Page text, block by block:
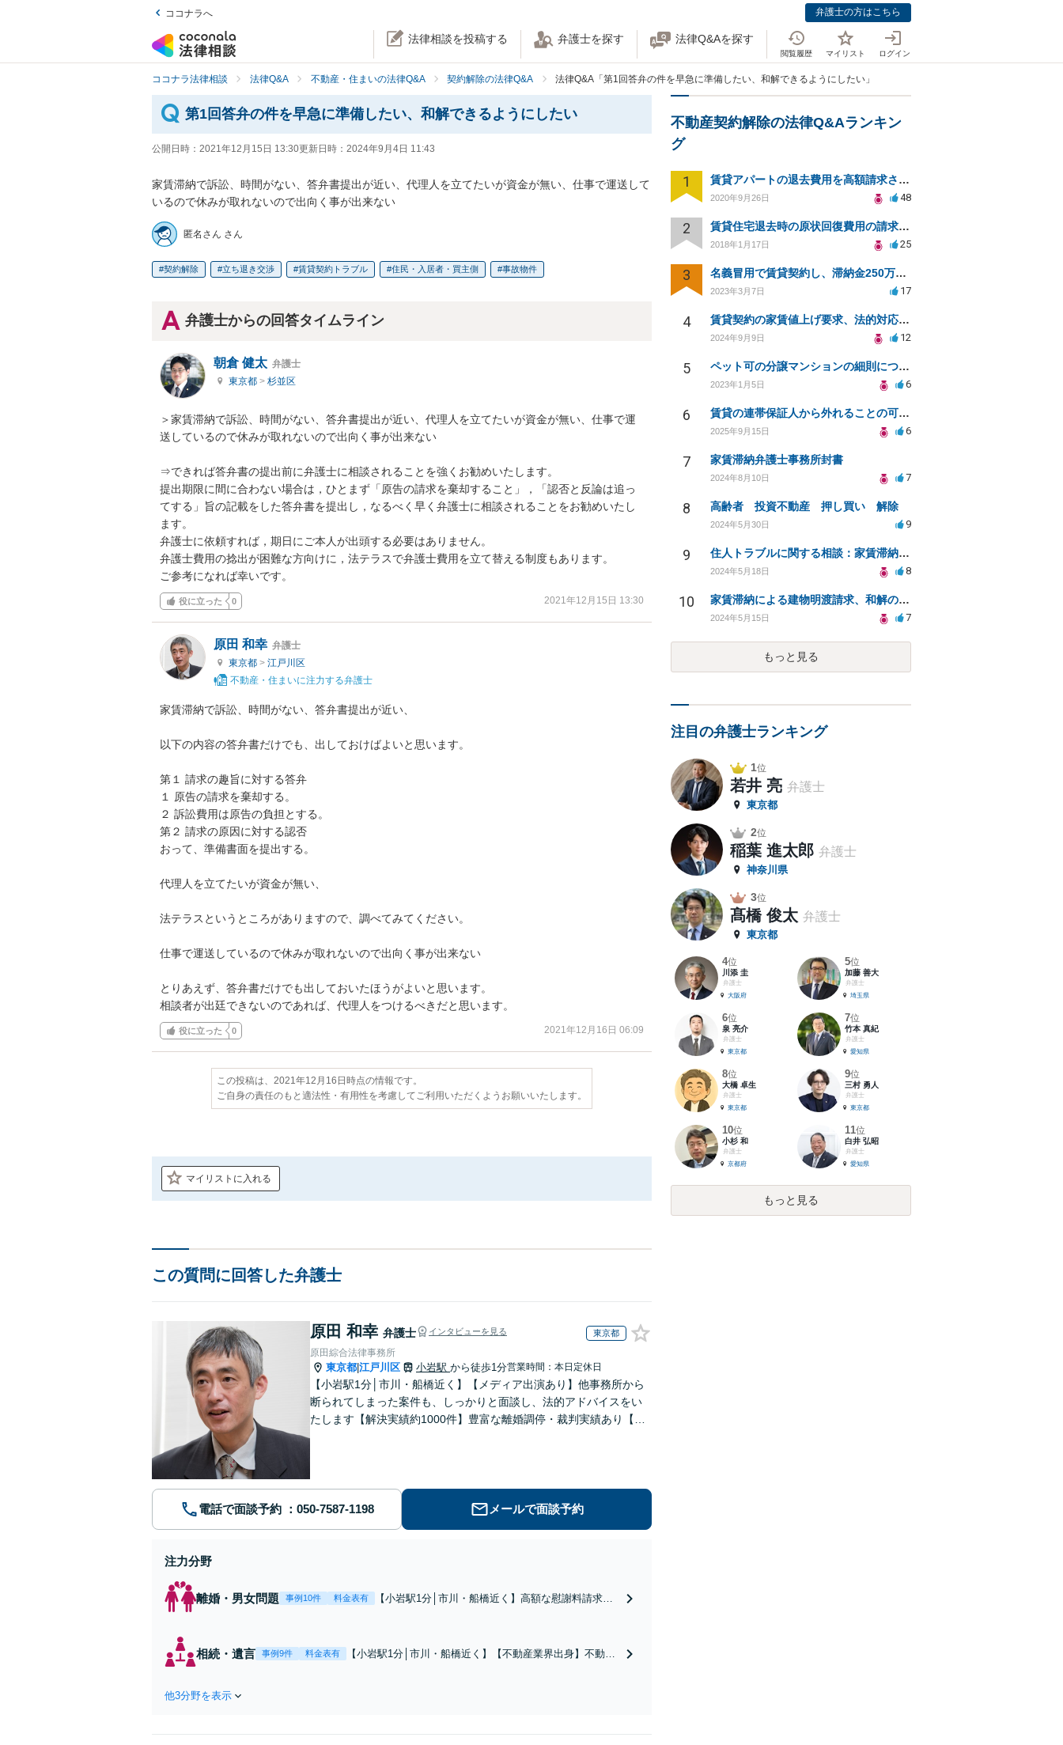
ココナラへ 弁護士の方はこちら
法律相談を投稿する 弁護士を探す 法律Q&Aを探す
閲覧履歴 マイリスト ログイン
ココナラ法律相談 法律Q&A 不動産・住まいの法律Q&A 契約解除の法律Q&A 法律Q&A「第1回答弁の件を早急に準備したい、和解できるようにしたい」
第1回答弁の件を早急に準備したい、和解できるようにしたい
公開日時： 2021年12月15日 13:30更新日時： 2024年9月4日 11:43
家賃滞納で訴訟、時間がない、答弁書提出が近い、代理人を立てたいが資金が無い、仕事で運送して
いるので休みが取れないので出向く事が出来ない
匿名さん さん
契約解除 立ち退き交渉 賃貸契約トラブル 住民・入居者・買主側 事故物件
弁護士からの回答タイムライン
朝倉 健太 弁護士
東京都 > 杉並区
＞家賃滞納で訴訟、時間がない、答弁書提出が近い、代理人を立てたいが資金が無い、仕事で運
送しているので休みが取れないので出向く事が出来ない
⇒できれば答弁書の提出前に弁護士に相談されることを強くお勧めいたします。
提出期限に間に合わない場合は，ひとまず「原告の請求を棄却すること」，「認否と反論は追っ
てする」旨の記載をした答弁書を提出し，なるべく早く弁護士に相談されることをお勧めいたし
ます。
弁護士に依頼すれば，期日にご本人が出頭する必要はありません。
弁護士費用の捻出が困難な方向けに，法テラスで弁護士費用を立て替える制度もあります。
ご参考になれば幸いです。
役に立った 0 2021年12月15日 13:30
原田 和幸 弁護士
東京都 > 江戸川区
不動産・住まいに注力する弁護士
家賃滞納で訴訟、時間がない、答弁書提出が近い、
以下の内容の答弁書だけでも、出しておけばよいと思います。
第１ 請求の趣旨に対する答弁
１ 原告の請求を棄却する。
２ 訴訟費用は原告の負担とする。
第２ 請求の原因に対する認否
おって、準備書面を提出する。
代理人を立てたいが資金が無い、
法テラスというところがありますので、調べてみてください。
仕事で運送しているので休みが取れないので出向く事が出来ない
とりあえず、答弁書だけでも出しておいたほうがよいと思います。
相談者が出廷できないのであれば、代理人をつけるべきだと思います。
役に立った 0 2021年12月16日 06:09
この投稿は、2021年12月16日時点の情報です。
ご自身の責任のもと適法性・有用性を考慮してご利用いただくようお願いいたします。
マイリストに入れる
この質問に回答した弁護士
原田 和幸 弁護士 インタビューを見る 東京都
原田綜合法律事務所
東京都 江戸川区 小岩駅 から徒歩1分営業時間：本日定休日
【小岩駅1分│市川・船橋近く】【メディア出演あり】他事務所から
断られてしまった案件も、しっかりと面談し、法的アドバイスをい
たします【解決実績約1000件】豊富な離婚調停・裁判実績あり【不
電話で面談予約 メールで面談予約
注力分野
離婚・男女問題 事例10件 料金表有
【小岩駅1分│市川・船橋近く】高額な慰謝料請求の
家の財産分与に対応！離婚に関するお悩みは、お気
軽にご相談ください【メディア出演】【早朝・夜間
相続・遺言 事例9件 料金表有
【小岩駅1分│市川・船橋近く】【不動産業界出身】不動産
他3分野を表示
不動産契約解除の法律Q&Aランキン
グ
1 賃貸アパートの退去費用を高額請求されました
2020年9月26日 48
2 賃貸住宅退去時の原状回復費用の請求時効
2018年1月17日 25
3 名義冒用で賃貸契約し、滞納金250万が請求されている
2023年3月7日 17
4 賃貸契約の家賃値上げ要求、法的対応と対策方法
2024年9月9日 12
5 ペット可の分譲マンションの細則について
2023年1月5日 6
6 賃貸の連帯保証人から外れることの可能性について
2025年9月15日 6
7 家賃滞納弁護士事務所封書
2024年8月10日 7
8 高齢者 投資不動産 押し買い 解除
2024年5月30日 9
9 住人トラブルに関する相談：家賃滞納と退去費の支払いを拒否され、管理鍵の横領も発生
2024年5月18日 8
10 家賃滞納による建物明渡請求、和解の可能性と対策
2024年5月15日 7
もっと見る
注目の弁護士ランキング
1位
若井 亮 弁護士
東京都
2位
稲葉 進太郎 弁護士
神奈川県
3位
髙橋 俊太 弁護士
東京都
4位
川添 圭
弁護士
大阪府
5位
加藤 善大
弁護士
埼玉県
6位
泉 亮介
弁護士
東京都
7位
竹本 真紀
弁護士
愛知県
8位
大橋 卓生
弁護士
東京都
9位
三村 勇人
弁護士
東京都
10位
小杉 和
弁護士
京都府
11位
白井 弘昭
弁護士
愛知県
もっと見る